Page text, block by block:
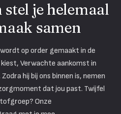
je helemaal
samen
op order gemaakt in de
Verwachte aankomst in
hij bij ons binnen is, nemen
dat jou past. Twijfel
Onze